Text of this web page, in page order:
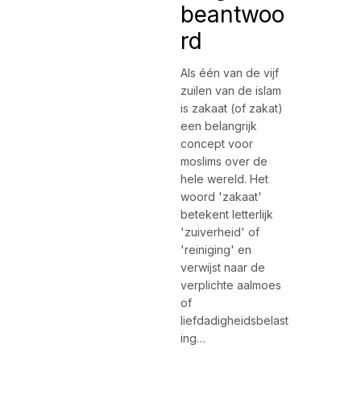
beantwoo
rd
Als één van de vijf
zuilen van de islam
is zakaat (of zakat)
een belangrijk
concept voor
moslims over de
hele wereld. Het
woord 'zakaat'
betekent letterlijk
'zuiverheid' of
'reiniging' en
verwijst naar de
verplichte aalmoes
of
liefdadigheidsbelast
ing…